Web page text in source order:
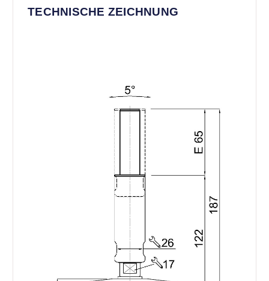
TECHNISCHE ZEICHNUNG